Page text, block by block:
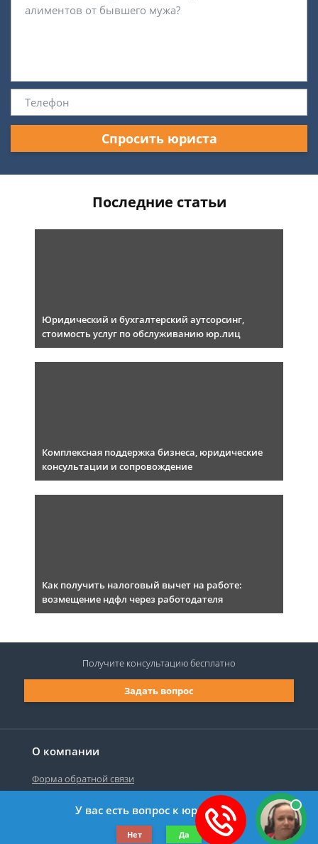
Спросить юриста
Последние статьи
Юридический и бухгалтерский аутсорсинг,
стоимость услуг по обслуживанию юр.лиц
Комплексная поддержка бизнеса, юридические
консультации и сопровождение
Как получить налоговый вычет на работе:
возмещение ндфл через работодателя
О компании
Форма обратной связи
©2019-2026 Все права защищены.
Задать вопрос
Получите консультациюбесплатно
У вас есть вопрос к юристу?
Нет Да